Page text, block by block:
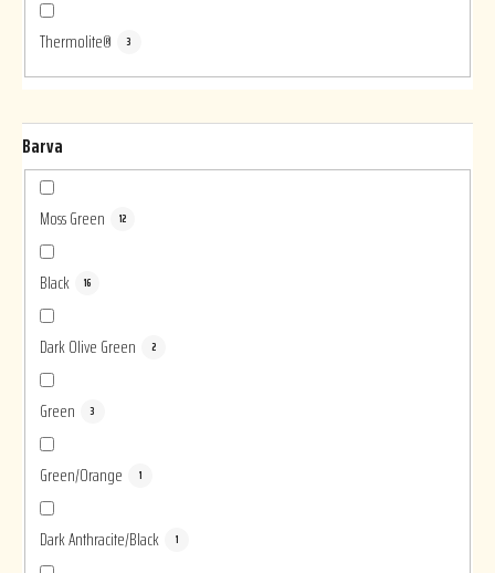
Thermolite® 3
Barva
Moss Green 12
Black 16
Dark Olive Green 2
Green 3
Green/Orange 1
Dark Anthracite/Black 1